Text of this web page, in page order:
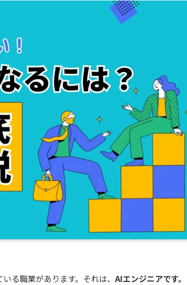
る職業があります。それは、 AIエンジニアです。